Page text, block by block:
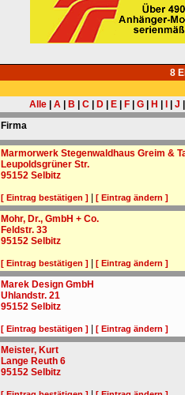
8
Alle| A| B C| D| E| F| G| H J
Firma
Marmorwerk Stegenwaldhaus Greim &
Leupoldsgrüner Str.
95152 Selbitz
[ Eintrag bestätigen ] [ Eintrag ändern ]
Mohr, Dr., GmbH + Co.
Feldstr. 33
95152 Selbitz
[ Eintrag bestätigen ] [ Eintrag ändern ]
Marek Design GmbH
Uhlandstr. 21
95152 Selbitz
[ Eintrag bestätigen ] [ Eintrag ändern ]
Meister, Kurt
Lange Reuth 6
95152 Selbitz